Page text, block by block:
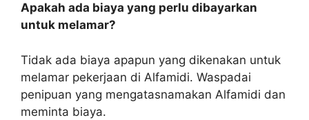
Apakah ada biaya yang perlu dibayarkan
untuk melamar?
Tidak ada biaya apapun yang dikenakan untuk
melamar pekerjaan di Alfamidi. Waspadai
penipuan yang mengatasnamakan Alfamidi dan
meminta biaya.